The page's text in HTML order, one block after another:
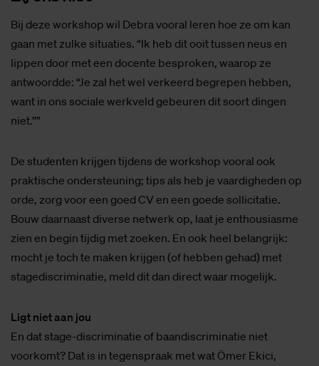
Bij deze workshop wil Debra vooral leren hoe ze om kan
gaan met zulke situaties. “Ik heb dit ooit tussen neus en
lippen door met een docente besproken, waarop ze
antwoordde: “Je zal het wel verkeerd begrepen hebben,
want in ons sociale werkveld gebeuren dit soort dingen
niet.””
De studenten krijgen tijdens de workshop vooral ook
praktische ondersteuning; tips als heb je vaardigheden op
orde, zorg voor een goed CV en een goede sollicitatie.
Bouw daarnaast diverse netwerk op, laat je enthousiasme
zien en begin tijdig met zoeken. En ook heel belangrijk:
mocht je toch te maken krijgen (of hebben gehad) met
stagediscriminatie, meld dit dan direct waar mogelijk.
Ligt niet aan jou
En dat stage-discriminatie of baandiscriminatie niet
voorkomt? Dat is in tegenspraak met wat Ömer Ekici,